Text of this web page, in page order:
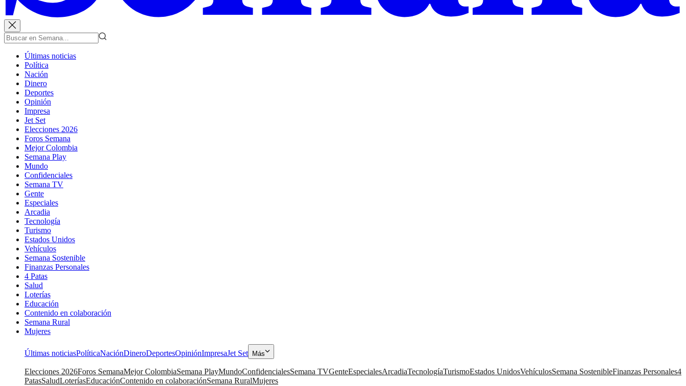
Últimas noticias
Política
Nación
Dinero
Deportes
Opinión
Impresa
Jet Set
Elecciones 2026
Foros Semana
Mejor Colombia
Semana Play
Mundo
Confidenciales
Semana TV
Gente
Especiales
Arcadia
Tecnología
Turismo
Estados Unidos
Vehículos
Semana Sostenible
Finanzas Personales
4 Patas
Salud
Loterías
Educación
Contenido en colaboración
Semana Rural
Mujeres
Últimas noticiasPolíticaNaciónDineroDeportesOpiniónImpresaJet Set Más
Elecciones 2026Foros SemanaMejor ColombiaSemana PlayMundoConfidencialesSemana TVGenteEspecialesArcadiaTecnologíaTurismoEstados UnidosVehículosSemana SostenibleFinanzas Personales4
PatasSaludLoteríasEducaciónContenido en colaboraciónSemana RuralMujeres